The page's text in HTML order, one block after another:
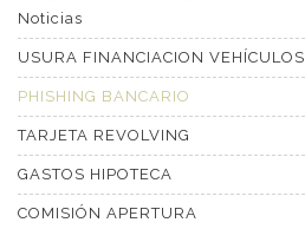
Noticias
USURA FINANCIACION VEHÍCULOS
PHISHING BANCARIO
TARJETA REVOLVING
GASTOS HIPOTECA
COMISIÓN APERTURA